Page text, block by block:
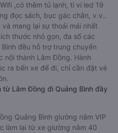
,có thêm tủ lạnh, ti vi led 19
đọc sách, bục gác chân, v.v..
mang lại sự thoải mái nhất
thước nhỏ gọn, đa số các
đều hỗ trợ trung chuyển
nội thành Lâm Đồng. Hành
ra bến xe để đi, chỉ cần đặt vé
Lâm Đồng đi Quảng Bình đầy
Quảng Bình giường nằm VIP
làm lại từ xe giường nằm 40